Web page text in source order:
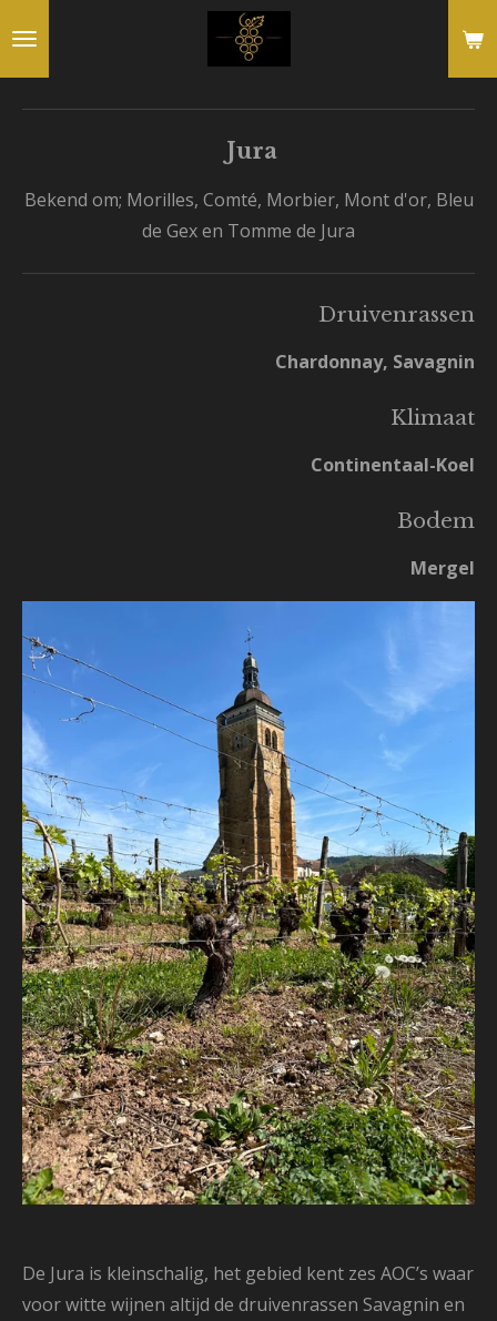
Jura
Bekend om; Morilles, Comté, Morbier, Mont d'or, Bleu
de Gex en Tomme de Jura
Druivenrassen
Chardonnay, Savagnin
Klimaat
Continentaal-Koel
Bodem
Mergel
De Jura is kleinschalig, het gebied kent zes AOC’s waar
voor witte wijnen altijd de druivenrassen Savagnin en